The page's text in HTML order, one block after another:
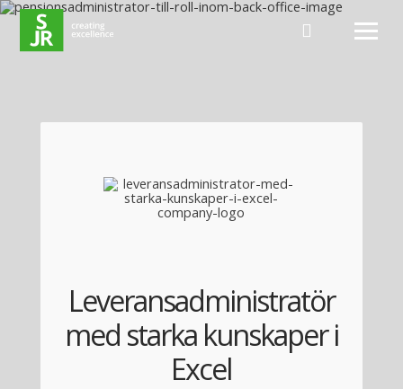
Hoppa till innehåll
Leveransadministratör
med starka kunskaper i
Excel